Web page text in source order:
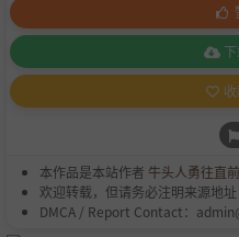
本作品是本站作者 牛头人勇往直前
欢迎转载，但请务必注明来源地址
DMCA / Report Contact：